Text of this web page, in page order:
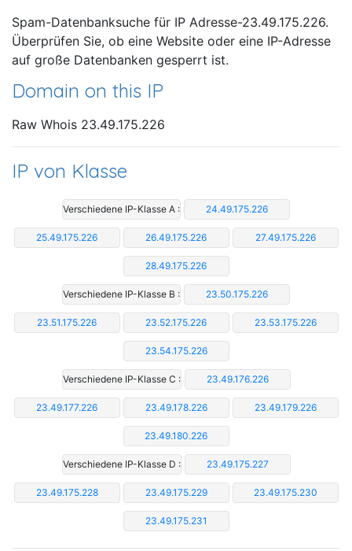
Spam-Datenbanksuche für IP Adresse-23.49.175.226.
Überprüfen Sie, ob eine Website oder eine IP-Adresse
auf große Datenbanken gesperrt ist.
Domain on this IP
Raw Whois 23.49.175.226
IP von Klasse
Verschiedene IP-Klasse A : 24.49.175.226
25.49.175.226 26.49.175.226 27.49.175.226
28.49.175.226
Verschiedene IP-Klasse B : 23.50.175.226
23.51.175.226 23.52.175.226 23.53.175.226
23.54.175.226
Verschiedene IP-Klasse C : 23.49.176.226
23.49.177.226 23.49.178.226 23.49.179.226
23.49.180.226
Verschiedene IP-Klasse D : 23.49.175.227
23.49.175.228 23.49.175.229 23.49.175.230
23.49.175.231